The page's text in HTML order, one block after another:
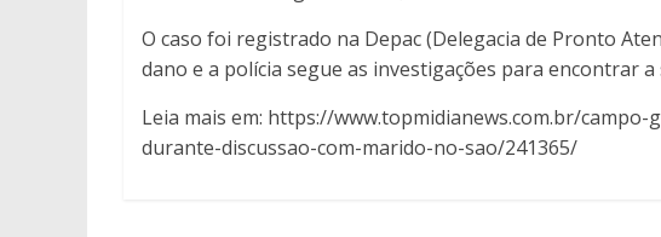
O caso foi registrado na Depac (Delegacia de Pronto
dano e a polícia segue as investigações para encontrar a
Leia mais em: https://www.topmidianews.com.br/
durante-discussao-com-marido-no-sao/241365/